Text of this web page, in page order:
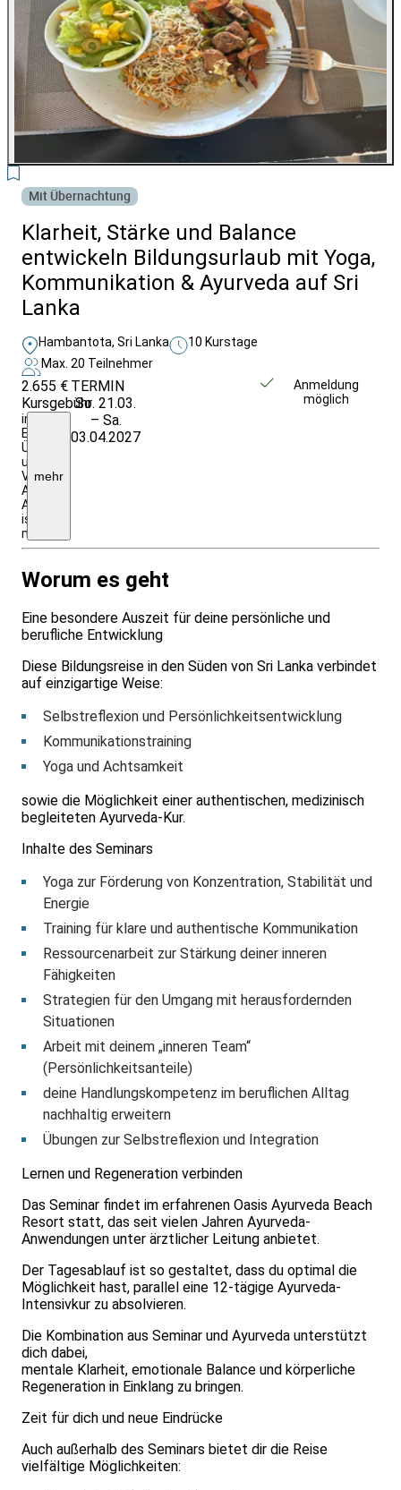
Mit Übernachtung
Klarheit, Stärke und Balance
entwickeln Bildungsurlaub mit Yoga,
Kommunikation & Ayurveda auf Sri
Lanka
Hambantota, Sri Lanka
10 Kurstage
Max. 20 Teilnehmer
2.655 €
Kursgebühr
inkl.
EZ-
Übernachtung
und
Vollverpflegung,
Abwahl
Ayurvedakur
ist
möglich.
mehr
TERMIN
So. 21.03.
– Sa.
03.04.2027
Anmeldung
möglich
Worum es geht
Eine besondere Auszeit für deine persönliche und
berufliche Entwicklung
Diese Bildungsreise in den Süden von Sri Lanka verbindet
auf einzigartige Weise:
Selbstreflexion und Persönlichkeitsentwicklung
Kommunikationstraining
Yoga und Achtsamkeit
sowie die Möglichkeit einer authentischen, medizinisch
begleiteten Ayurveda-Kur.
Inhalte des Seminars
Yoga zur Förderung von Konzentration, Stabilität und
Energie
Training für klare und authentische Kommunikation
Ressourcenarbeit zur Stärkung deiner inneren
Fähigkeiten
Strategien für den Umgang mit herausfordernden
Situationen
Arbeit mit deinem „inneren Team“
(Persönlichkeitsanteile)
deine Handlungskompetenz im beruflichen Alltag
nachhaltig erweitern
Übungen zur Selbstreflexion und Integration
Lernen und Regeneration verbinden
Das Seminar findet im erfahrenen Oasis Ayurveda Beach
Resort statt, das seit vielen Jahren Ayurveda-
Anwendungen unter ärztlicher Leitung anbietet.
Der Tagesablauf ist so gestaltet, dass du optimal die
Möglichkeit hast, parallel eine 12-tägige Ayurveda-
Intensivkur zu absolvieren.
Die Kombination aus Seminar und Ayurveda unterstützt
dich dabei,
mentale Klarheit, emotionale Balance und körperliche
Regeneration in Einklang zu bringen.
Zeit für dich und neue Eindrücke
Auch außerhalb des Seminars bietet dir die Reise
vielfältige Möglichkeiten: